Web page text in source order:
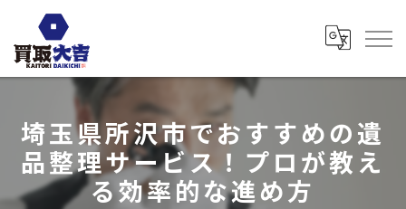
埼玉県所沢市でおすすめの遺
品整理サービス！プロが教え
る効率的な進め方